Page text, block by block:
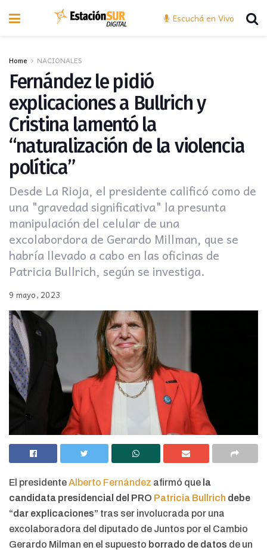
Escuchá en Vivo
Home NACIONALES
Fernández le pidió
explicaciones a Bullrich y
Cristina lamentó la
“naturalización de la violencia
política”
Desde La Rioja, el presidente calificó como de
una "gravedad significativa" la presunta
manipulación del celular de una
excolabordora de Gerardo Millman, que se
habría llevado a cabo en las oficinas de
Patricia Bullrich, según se investiga.
9 mayo, 2023
El presidenteAlberto Fernández afirmó que la
candidata presidencial del PRO Patricia Bullrich debe
“dar explicaciones” tras ser involucrada por una
excolaboradora del diputado de Juntos por el Cambio
Gerardo Milman en el supuesto borrado de datos de un